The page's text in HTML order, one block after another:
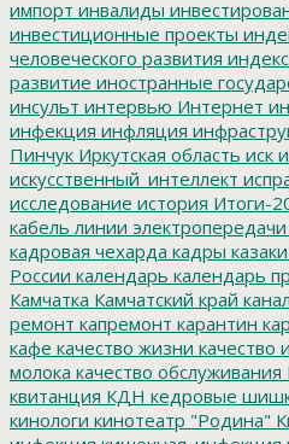
импорт инвалиды
инвестиционные проекты
человеческого развития
развитие иностранные
инсульт интервью Интернет
инфекция инфляция
Пинчук Иркутская область иск
искусственный_интеллект
исследование история Итоги-
кабель линии электропередачи
кадровая чехарда кадры казаки
России календарь календарь
Камчатка Камчатский край
ремонт капремонт карантин
кафе качество жизни качество
молока качество обслуживания
квитанция КДН кедровые
кинологи кинотеатр "Родина"